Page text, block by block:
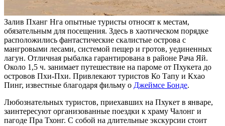
Залив Пханг Нга опытные туристы относят к местам,
обязательным для посещения. Здесь в хаотическом порядке
расположились фантастические скалистые острова с
мангровыми лесами, системой пещер и гротов, уединенных
лагун. Отличная рыбалка гарантирована в районе Рача Яй.
Около 1,5 ч. занимает путешествие на пароме от Пхукета до
островов Пхи-Пхи. Привлекают туристов Ко Тапу и Кхао
Пинг, известные благодаря фильму о Джеймсе Бонде.
Любознательных туристов, приехавших на Пхукет в январе,
заинтересуют организованные поездки к храму Чалонг и
пагоде Пра Тхонг. С собой на длительные экскурсии стоит